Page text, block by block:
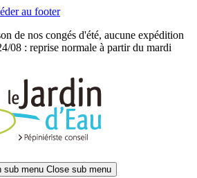
au footer
de nos congés d'été, aucune expédition
08 : reprise normale à partir du mardi
sub menu Close sub menu